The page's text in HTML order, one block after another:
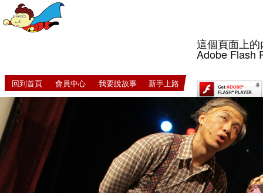
這個頁面上
Adobe Flash
回到首頁 會員中心 我要說故事 新手上路